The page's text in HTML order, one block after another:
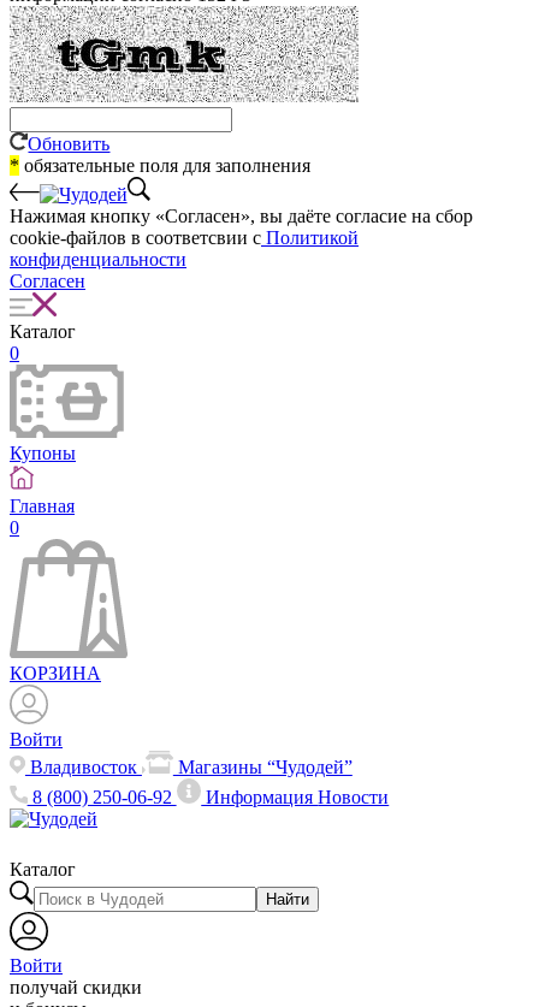
Обновить
* обязательные поля для заполнения
Нажимая кнопку «Согласен», вы даёте cогласие на сбор
cookie-файлов в соответсвии с Политикой
конфиденциальности
Согласен
Каталог
0
Купоны
Главная
0
КОРЗИНА
Войти
Владивосток
Магазины “Чудодей”
8 (800) 250-06-92
ИнформацияНовости
Каталог
Найти
Войти
получай скидки